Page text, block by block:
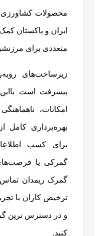
محصولات کشاورزی،
ایران و پاکستان
متعددی برای
زیرساخت‌های
پیشرفت است
امکانات،
بهره‌برداری کامل
برای کسب
گمرکی یا
گمرک ریمدان تماس
ترخیص کاران با
و در دسترس ترین
کنید.